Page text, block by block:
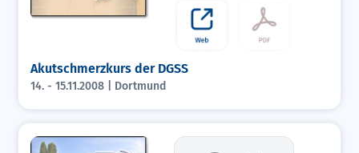
Akutschmerzkurs der DGSS
14. - 15.11.2008 | Dortmund